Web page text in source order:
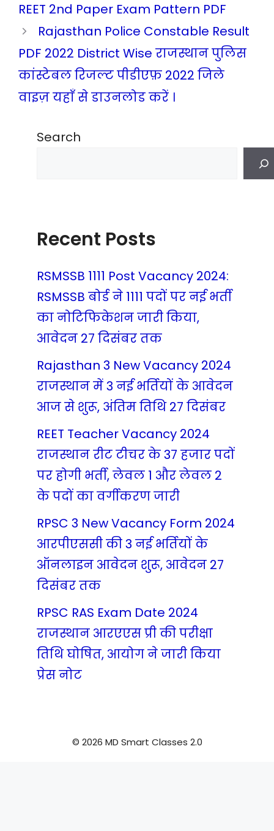
REET 2nd Paper Exam Pattern PDF
Rajasthan Police Constable Result
PDF 2022 District Wise राजस्थान पुलिस
कांस्टेबल रिजल्ट पीडीएफ़ 2022 जिले
वाइज़ यहाँ से डाउनलोड करें ।
Search
Recent Posts
RSMSSB 1111 Post Vacancy 2024:
RSMSSB बोर्ड ने 1111 पदों पर नई भर्ती
का नोटिफिकेशन जारी किया,
आवेदन 27 दिसंबर तक
Rajasthan 3 New Vacancy 2024
राजस्थान में 3 नई भर्तियों के आवेदन
आज से शुरू, अंतिम तिथि 27 दिसंबर
REET Teacher Vacancy 2024
राजस्थान रीट टीचर के 37 हजार पदों
पर होगी भर्ती, लेवल 1 और लेवल 2
के पदों का वर्गीकरण जारी
RPSC 3 New Vacancy Form 2024
आरपीएससी की 3 नई भर्तियों के
ऑनलाइन आवेदन शुरू, आवेदन 27
दिसंबर तक
RPSC RAS Exam Date 2024
राजस्थान आरएएस प्री की परीक्षा
तिथि घोषित, आयोग ने जारी किया
प्रेस नोट
© 2026 MD Smart Classes 2.0